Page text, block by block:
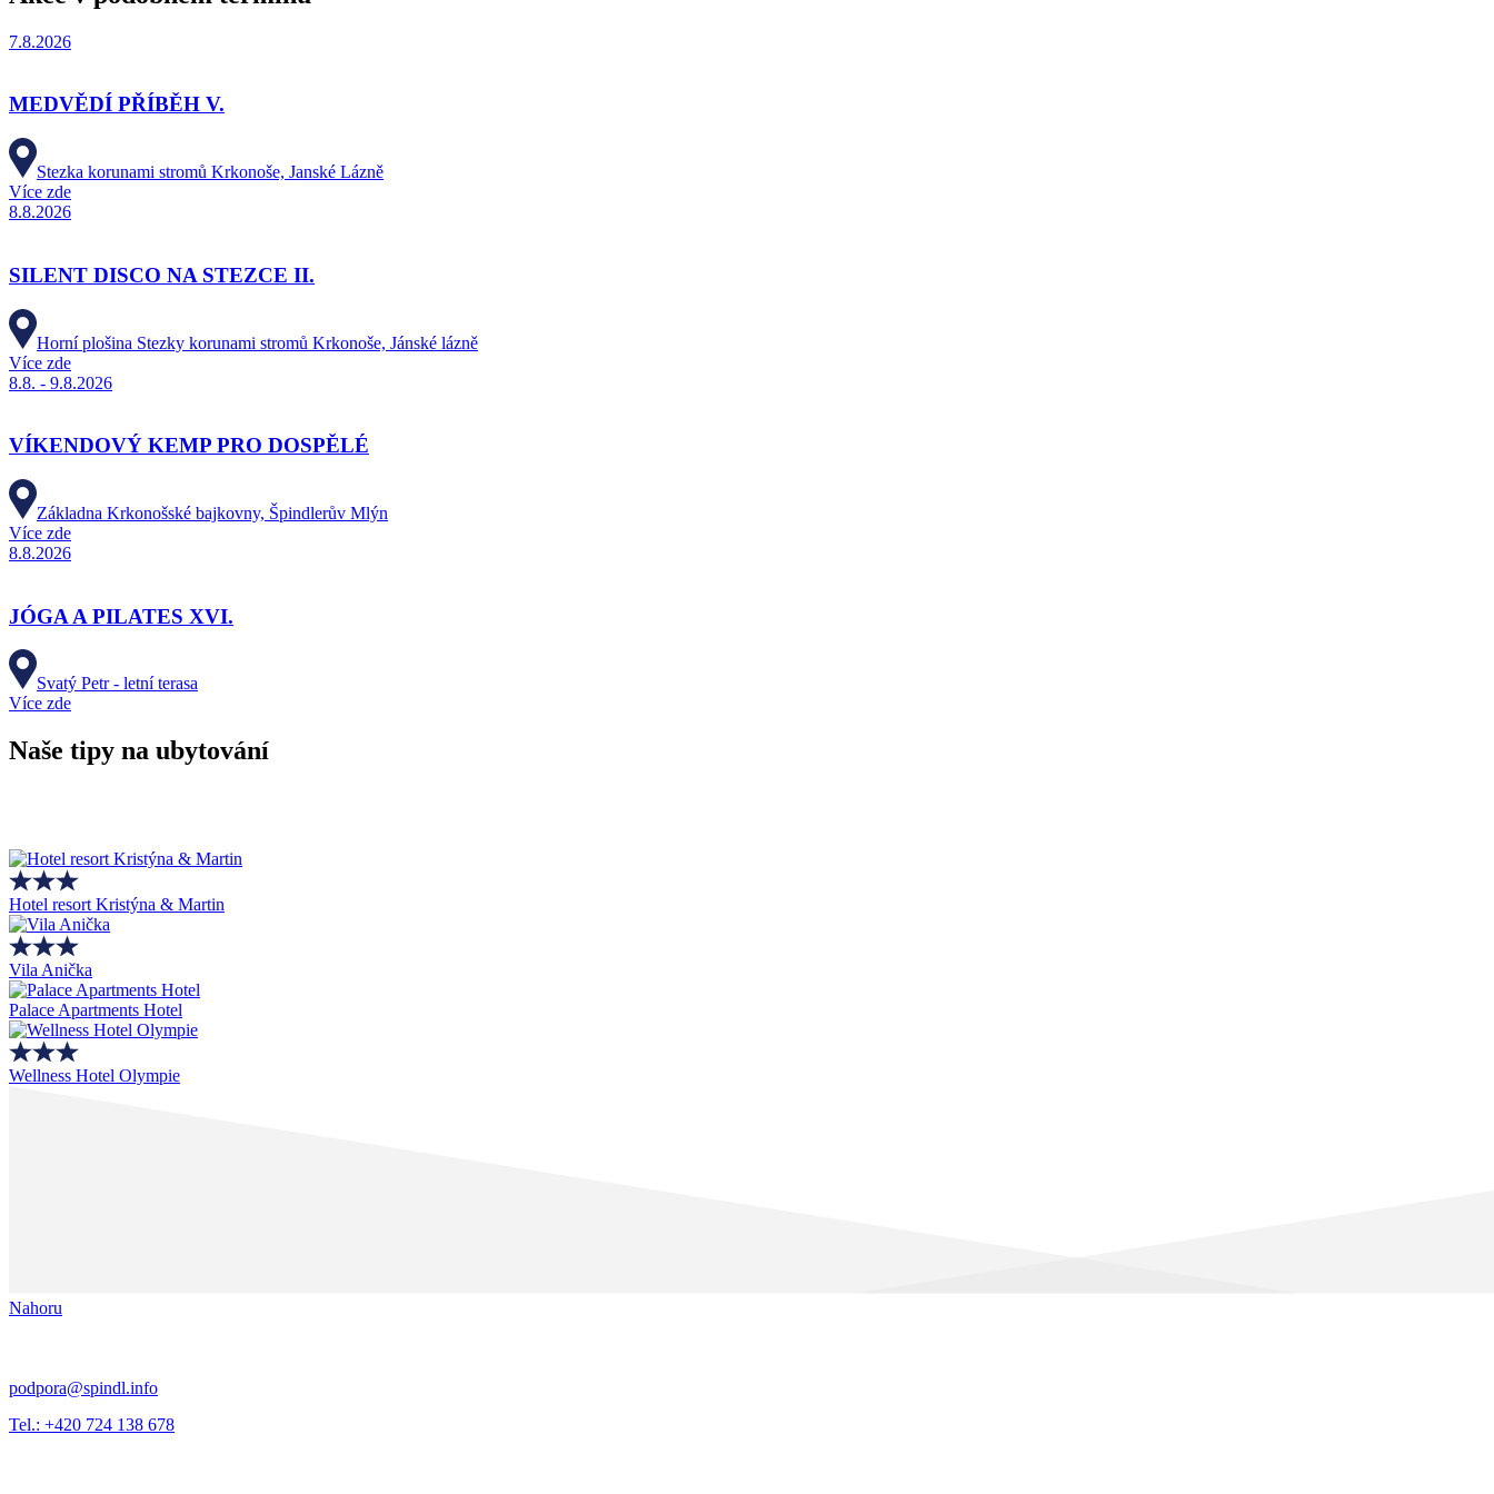
7.8.2026
MEDVĚDÍ PŘÍBĚH V.
Stezka korunami stromů Krkonoše, Janské Lázně
Více zde
8.8.2026
SILENT DISCO NA STEZCE II.
Horní plošina Stezky korunami stromů Krkonoše, Jánské lázně
Více zde
8.8. - 9.8.2026
VÍKENDOVÝ KEMP PRO DOSPĚLÉ
Základna Krkonošské bajkovny, Špindlerův Mlýn
Více zde
8.8.2026
JÓGA A PILATES XVI.
Svatý Petr - letní terasa
Více zde
Naše tipy na ubytování
Hotel resort Kristýna & Martin
Vila Anička
Palace Apartments Hotel
Wellness Hotel Olympie
Nahoru
podpora@spindl.info
Tel.: +420 724 138 678